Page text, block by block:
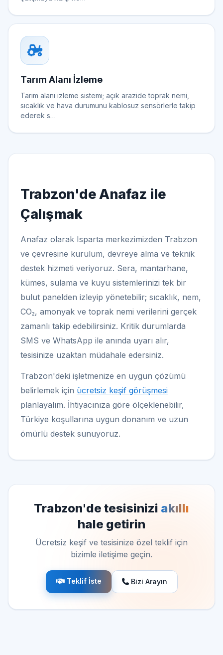
Tarım Alanı İzleme
Tarım alanı izleme sistemi; açık arazide toprak nemi,
sıcaklık ve hava durumunu kablosuz sensörlerle takip
ederek s…
Trabzon'de Anafaz ile
Çalışmak
Anafaz olarak Isparta merkezimizden Trabzon
ve çevresine kurulum, devreye alma ve teknik
destek hizmeti veriyoruz. Sera, mantarhane,
kümes, sulama ve kuyu sistemlerinizi tek bir
bulut panelden izleyip yönetebilir; sıcaklık, nem,
CO₂, amonyak ve toprak nemi verilerini gerçek
zamanlı takip edebilirsiniz. Kritik durumlarda
SMS ve WhatsApp ile anında uyarı alır,
tesisinize uzaktan müdahale edersiniz.
Trabzon'deki işletmenize en uygun çözümü
belirlemek için ücretsiz keşif görüşmesi
planlayalım. İhtiyacınıza göre ölçeklenebilir,
Türkiye koşullarına uygun donanım ve uzun
ömürlü destek sunuyoruz.
Trabzon'de tesisinizi akıllı
hale getirin
Ücretsiz keşif ve tesisinize özel teklif için
bizimle iletişime geçin.
Teklif İste Bizi Arayın